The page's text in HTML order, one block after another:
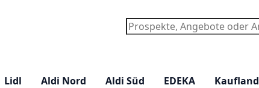
Suchen
Lidl Aldi Nord Aldi Süd EDEKA Kaufland